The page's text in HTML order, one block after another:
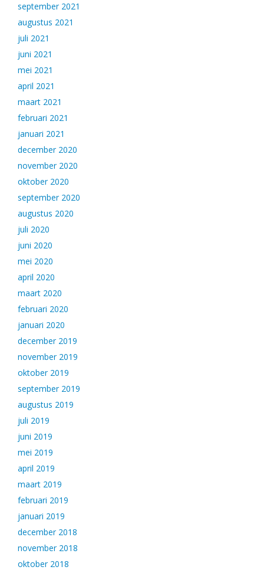
september 2021
augustus 2021
juli 2021
juni 2021
mei 2021
april 2021
maart 2021
februari 2021
januari 2021
december 2020
november 2020
oktober 2020
september 2020
augustus 2020
juli 2020
juni 2020
mei 2020
april 2020
maart 2020
februari 2020
januari 2020
december 2019
november 2019
oktober 2019
september 2019
augustus 2019
juli 2019
juni 2019
mei 2019
april 2019
maart 2019
februari 2019
januari 2019
december 2018
november 2018
oktober 2018